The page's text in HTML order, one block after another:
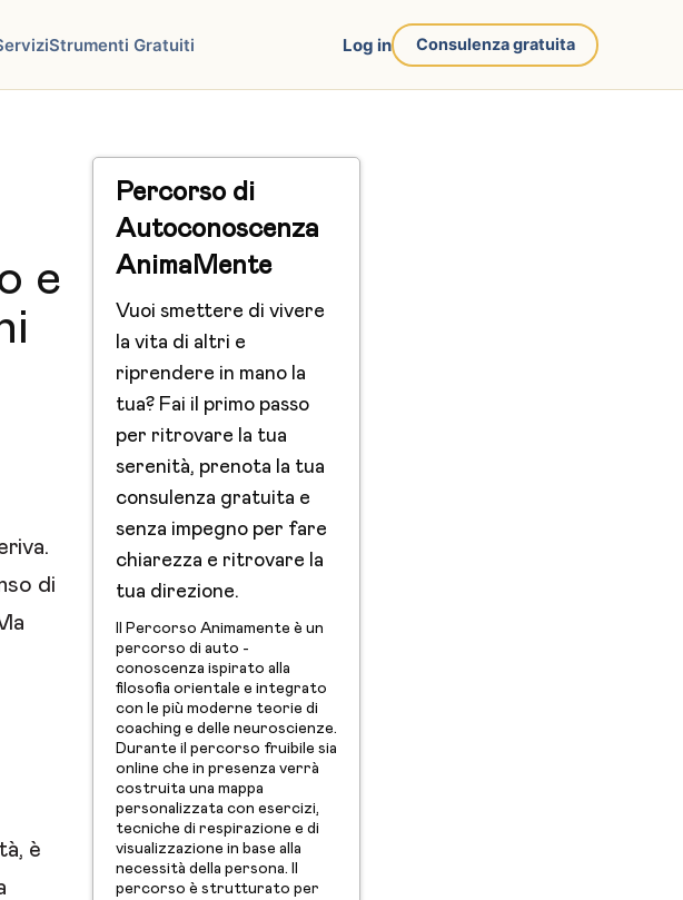
Strumenti Gratuiti Log in Consulenza gratuita
e
di
è
Percorso di
Autoconoscenza
AnimaMente
Vuoi smettere di vivere
la vita di altri e
riprendere in mano la
tua? Fai il primo passo
per ritrovare la tua
serenità, prenota la tua
consulenza gratuita e
senza impegno per fare
chiarezza e ritrovare la
tua direzione.
Il Percorso Animamente è un
percorso di auto -
conoscenza ispirato alla
filosofia orientale e integrato
con le più moderne teorie di
coaching e delle neuroscienze.
Durante il percorso fruibile sia
online che in presenza verrà
costruita una mappa
personalizzata con esercizi,
tecniche di respirazione e di
visualizzazione in base alla
necessità della persona. Il
percorso è strutturato per